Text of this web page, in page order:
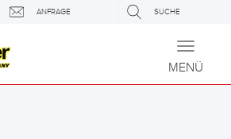
ANFRAGE SUCHE
Toggle
MENÜ